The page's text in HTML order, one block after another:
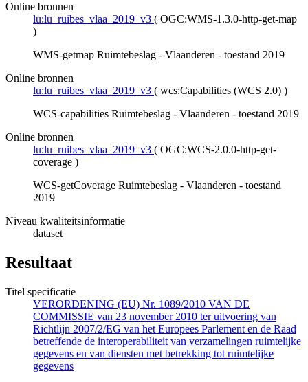
Online bronnen
lu:lu_ruibes_vlaa_2019_v3 ( OGC:WMS-1.3.0-http-get-map
)
WMS-getmap Ruimtebeslag - Vlaanderen - toestand 2019
Online bronnen
lu:lu_ruibes_vlaa_2019_v3 ( wcs:Capabilities (WCS 2.0) )
WCS-capabilities Ruimtebeslag - Vlaanderen - toestand 2019
Online bronnen
lu:lu_ruibes_vlaa_2019_v3 ( OGC:WCS-2.0.0-http-get-
coverage )
WCS-getCoverage Ruimtebeslag - Vlaanderen - toestand
2019
Niveau kwaliteitsinformatie
dataset
Resultaat
Titel specificatie
VERORDENING (EU) Nr. 1089/2010 VAN DE
COMMISSIE van 23 november 2010 ter uitvoering van
Richtlijn 2007/2/EG van het Europees Parlement en de Raad
betreffende de interoperabiliteit van verzamelingen ruimtelijke
gegevens en van diensten met betrekking tot ruimtelijke
gegevens